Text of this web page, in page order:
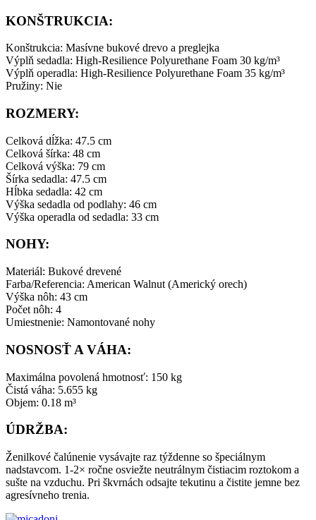
KONŠTRUKCIA:
Konštrukcia: Masívne bukové drevo a preglejka
Výplň sedadla: High-Resilience Polyurethane Foam 30 kg/m³
Výplň operadla: High-Resilience Polyurethane Foam 35 kg/m³
Pružiny: Nie
ROZMERY:
Celková dĺžka: 47.5 cm
Celková šírka: 48 cm
Celková výška: 79 cm
Šírka sedadla: 47.5 cm
Hĺbka sedadla: 42 cm
Výška sedadla od podlahy: 46 cm
Výška operadla od sedadla: 33 cm
NOHY:
Materiál: Bukové drevené
Farba/Referencia: American Walnut (Americký orech)
Výška nôh: 43 cm
Počet nôh: 4
Umiestnenie: Namontované nohy
NOSNOSŤ A VÁHA:
Maximálna povolená hmotnosť: 150 kg
Čistá váha: 5.655 kg
Objem: 0.18 m³
ÚDRŽBA:
Ženilkové čalúnenie vysávajte raz týždenne so špeciálnym
nadstavcom. 1-2× ročne osviežte neutrálnym čistiacim roztokom a
sušte na vzduchu. Pri škvrnách odsajte tekutinu a čistite jemne bez
agresívneho trenia.